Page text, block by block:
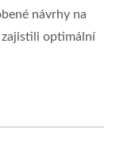
návrhy na
zajistili optimální